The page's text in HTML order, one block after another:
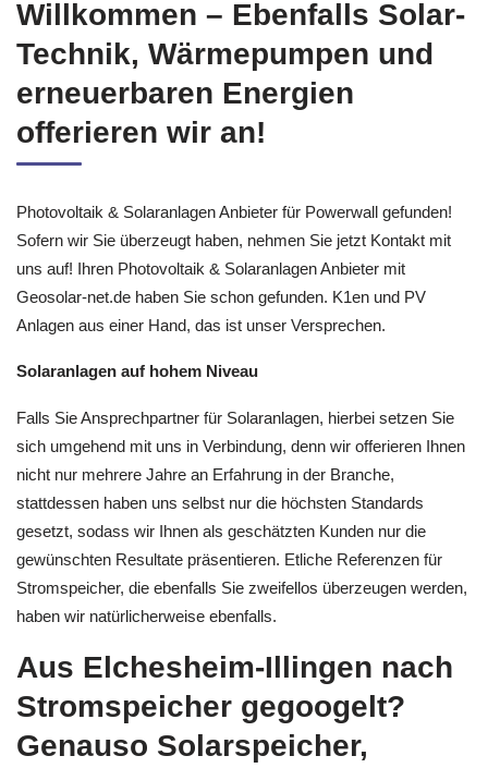
Willkommen – Ebenfalls Solar-
Technik, Wärmepumpen und
erneuerbaren Energien
offerieren wir an!
Photovoltaik & Solaranlagen Anbieter für Powerwall gefunden!
Sofern wir Sie überzeugt haben, nehmen Sie jetzt Kontakt mit
uns auf! Ihren Photovoltaik & Solaranlagen Anbieter mit
Geosolar-net.de haben Sie schon gefunden. K1en und PV
Anlagen aus einer Hand, das ist unser Versprechen.
Solaranlagen auf hohem Niveau
Falls Sie Ansprechpartner für Solaranlagen, hierbei setzen Sie
sich umgehend mit uns in Verbindung, denn wir offerieren Ihnen
nicht nur mehrere Jahre an Erfahrung in der Branche,
stattdessen haben uns selbst nur die höchsten Standards
gesetzt, sodass wir Ihnen als geschätzten Kunden nur die
gewünschten Resultate präsentieren. Etliche Referenzen für
Stromspeicher, die ebenfalls Sie zweifellos überzeugen werden,
haben wir natürlicherweise ebenfalls.
Aus Elchesheim-Illingen nach
Stromspeicher gegoogelt?
Genauso Solarspeicher,